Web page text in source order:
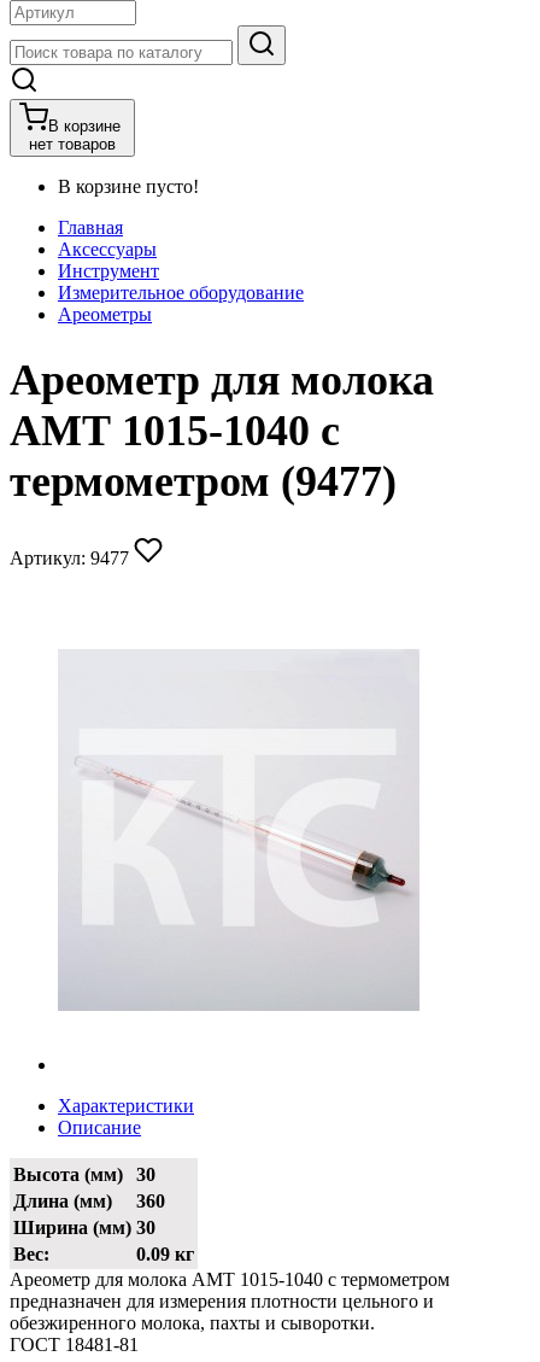
В корзине
нет товаров
В корзине пусто!
Главная
Аксессуары
Инструмент
Измерительное оборудование
Ареометры
Ареометр для молока
АМТ 1015-1040 с
термометром (9477)
Артикул: 9477
Характеристики
Описание
Высота (мм)
30
Длина (мм)
360
Ширина (мм) 30
Вес:
0.09 кг
Ареометр для молока АМТ 1015-1040 с термометром
предназначен для измерения плотности цельного и
обезжиренного молока, пахты и сыворотки.
ГОСТ 18481-81